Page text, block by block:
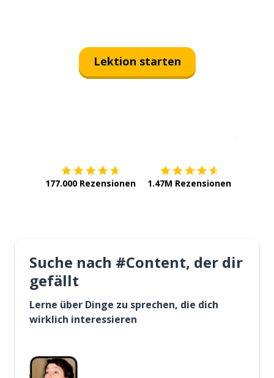
Lektion starten
177.000 Rezensionen 1.47M Rezensionen
Suche nach #Content, der dir
gefällt
Lerne über Dinge zu sprechen, die dich
wirklich interessieren